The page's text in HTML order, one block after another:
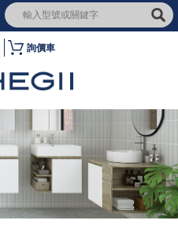
詢價車